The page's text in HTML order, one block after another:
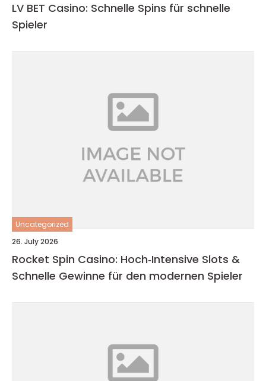
LV BET Casino: Schnelle Spins für schnelle
Spieler
Uncategorized
26. July 2026
Rocket Spin Casino: Hoch‑Intensive Slots &
Schnelle Gewinne für den modernen Spieler